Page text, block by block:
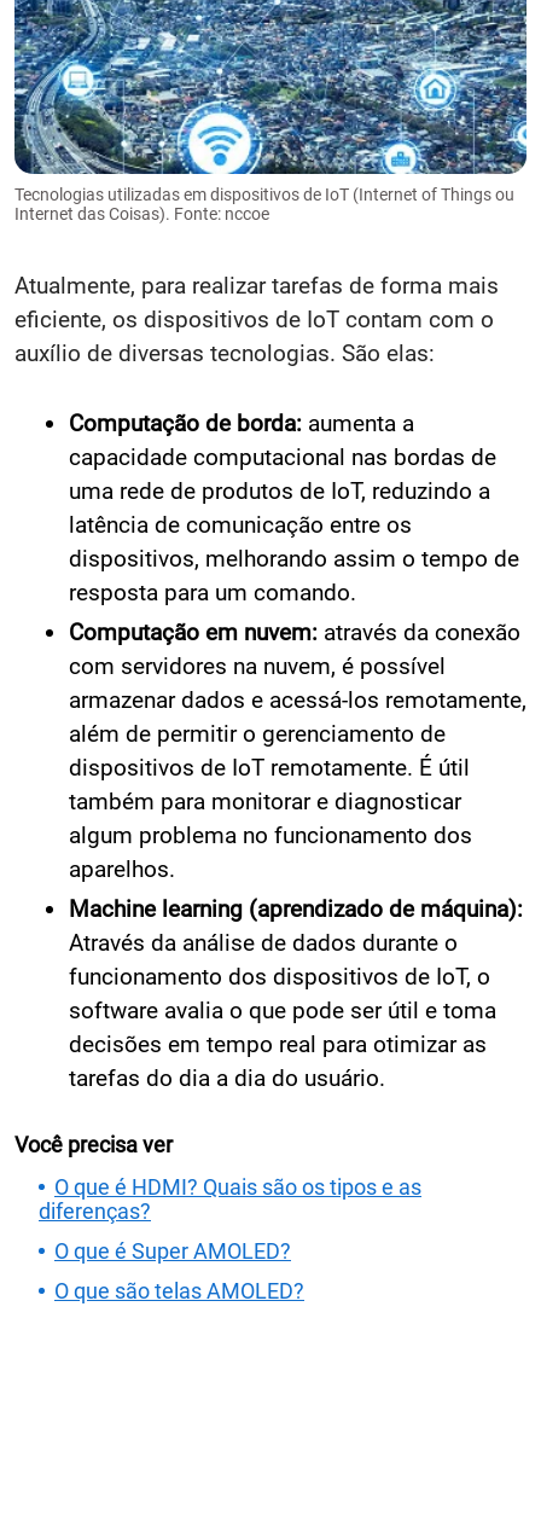
Tecnologias utilizadas em dispositivos de IoT (Internet of Things ou
Internet das Coisas). Fonte: nccoe
Atualmente, para realizar tarefas de forma mais
eficiente, os dispositivos de IoT contam com o
auxílio de diversas tecnologias. São elas:
Computação de borda: aumenta a
capacidade computacional nas bordas de
uma rede de produtos de IoT, reduzindo a
latência de comunicação entre os
dispositivos, melhorando assim o tempo de
resposta para um comando.
Computação em nuvem: através da conexão
com servidores na nuvem, é possível
armazenar dados e acessá-los remotamente,
além de permitir o gerenciamento de
dispositivos de IoT remotamente. É útil
também para monitorar e diagnosticar
algum problema no funcionamento dos
aparelhos.
Machine learning (aprendizado de máquina):
Através da análise de dados durante o
funcionamento dos dispositivos de IoT, o
software avalia o que pode ser útil e toma
decisões em tempo real para otimizar as
tarefas do dia a dia do usuário.
Você precisa ver
O que é HDMI? Quais são os tipos e as
diferenças?
O que é Super AMOLED?
O que são telas AMOLED?